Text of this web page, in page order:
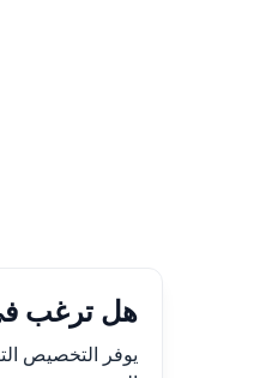
هل ترغب في
يوفر التخصيص